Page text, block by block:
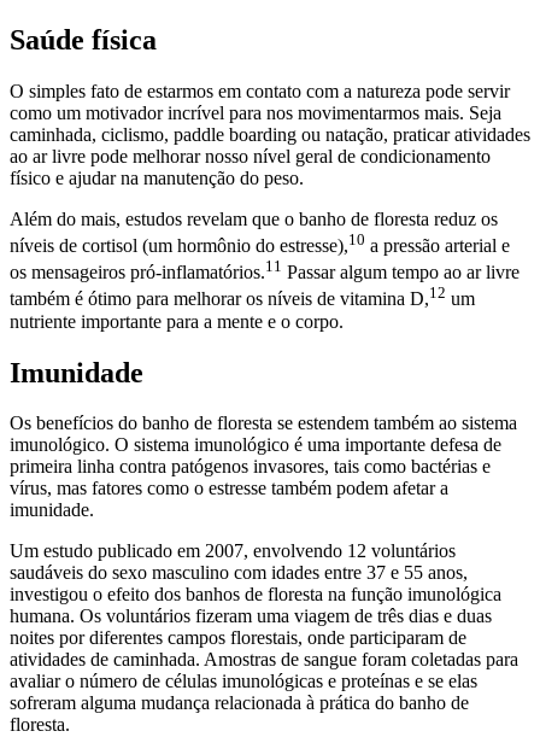
Saúde física
O simples fato de estarmos em contato com a natureza pode servir
como um motivador incrível para nos movimentarmos mais. Seja
caminhada, ciclismo, paddle boarding ou natação, praticar atividades
ao ar livre pode melhorar nosso nível geral de condicionamento
físico e ajudar na manutenção do peso.
Além do mais, estudos revelam que o banho de floresta reduz os
níveis de cortisol (um hormônio do estresse),10 a pressão arterial e
os mensageiros pró-inflamatórios.11 Passar algum tempo ao ar livre
também é ótimo para melhorar os níveis de vitamina D,12 um
nutriente importante para a mente e o corpo.
Imunidade
Os benefícios do banho de floresta se estendem também ao sistema
imunológico. O sistema imunológico é uma importante defesa de
primeira linha contra patógenos invasores, tais como bactérias e
vírus, mas fatores como o estresse também podem afetar a
imunidade.
Um estudo publicado em 2007, envolvendo 12 voluntários
saudáveis do sexo masculino com idades entre 37 e 55 anos,
investigou o efeito dos banhos de floresta na função imunológica
humana. Os voluntários fizeram uma viagem de três dias e duas
noites por diferentes campos florestais, onde participaram de
atividades de caminhada. Amostras de sangue foram coletadas para
avaliar o número de células imunológicas e proteínas e se elas
sofreram alguma mudança relacionada à prática do banho de
floresta.